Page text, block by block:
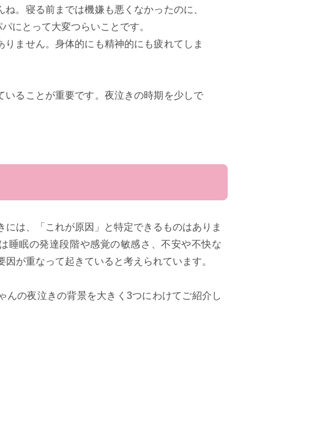
。寝る前までは機嫌も悪くなかったのに、
にとって大変つらいことです。
ません。身体的にも精神的にも疲れてしま
ることが重要です。夜泣きの時期を少しで
には、「これが原因」と特定できるものはありま
睡眠の発達段階や感覚の敏感さ、不安や不快な
因が重なって起きていると考えられています。
んの夜泣きの背景を大きく3つにわけてご紹介し